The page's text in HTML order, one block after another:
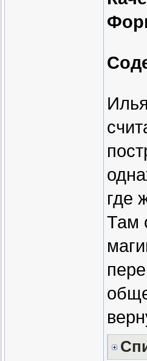
где
Там